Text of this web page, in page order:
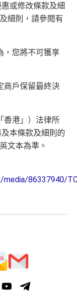
或修改條款及細
細則，請參閱有
，您將不可獲享
商戶保留最終決
香港」）法律所
本條款及細則的
文本為準。
86337940/